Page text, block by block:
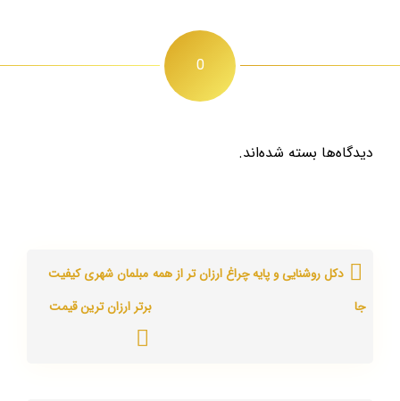
0
دیدگاه‌ها بسته شده‌اند.
دکل روشنایی و پایه چراغ ارزان تر از همه
جا
مبلمان شهری کیفیت
برتر ارزان ترین قیمت